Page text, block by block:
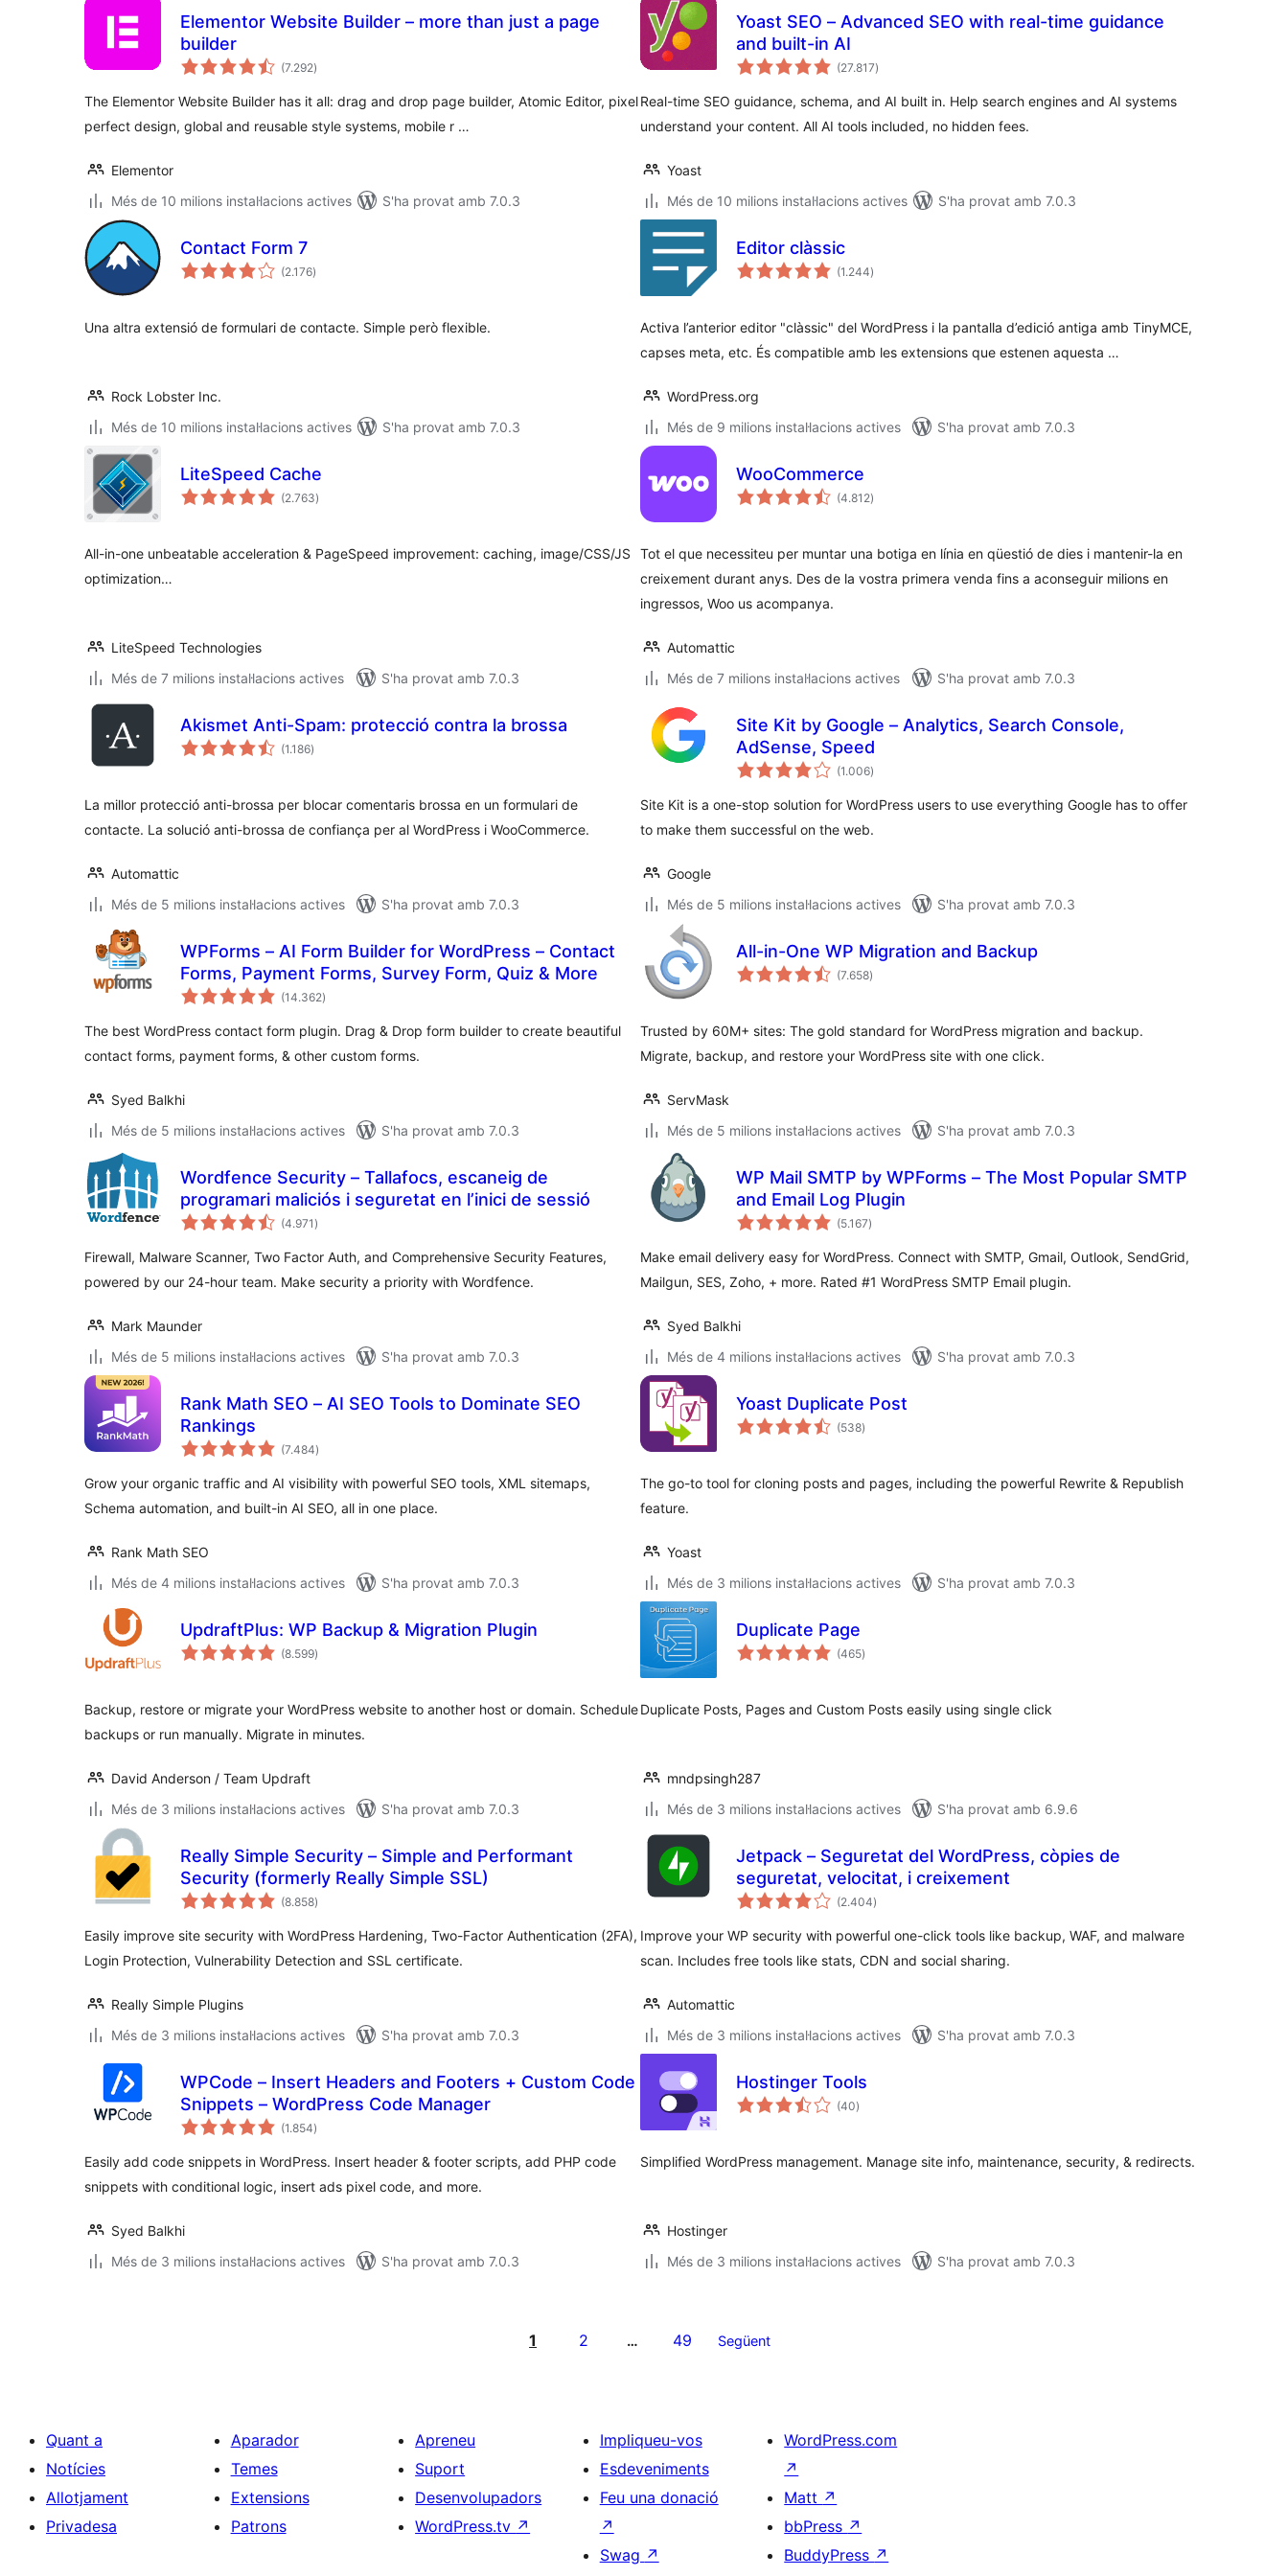
Elementor Website Builder – more than just a page
builder
(7.292puntuacions
totals
)
The Elementor Website Builder has it all: drag and drop page builder, Atomic Editor, pixel
perfect design, global and reusable style systems, mobile r …
Elementor
Més de 10 milions instal·lacions actives
S'ha provat amb 7.0.3
Yoast SEO – Advanced SEO with real-time guidance
and built-in AI
(27.817puntuacions
totals
)
Real-time SEO guidance, schema, and AI built in. Help search engines and AI systems
understand your content. All AI tools included, no hidden fees.
Yoast
Més de 10 milions instal·lacions actives
S'ha provat amb 7.0.3
Contact Form 7
(2.176puntuacions
totals
)
Una altra extensió de formulari de contacte. Simple però flexible.
Rock Lobster Inc.
Més de 10 milions instal·lacions actives
S'ha provat amb 7.0.3
Editor clàssic
(1.244puntuacions
totals
)
Activa l’anterior editor "clàssic" del WordPress i la pantalla d’edició antiga amb TinyMCE,
capses meta, etc. És compatible amb les extensions que estenen aquesta …
WordPress.org
Més de 9 milions instal·lacions actives
S'ha provat amb 7.0.3
LiteSpeed Cache
(2.763puntuacions
totals
)
All-in-one unbeatable acceleration & PageSpeed improvement: caching, image/CSS/JS
optimization…
LiteSpeed Technologies
Més de 7 milions instal·lacions actives
S'ha provat amb 7.0.3
WooCommerce
(4.812puntuacions
totals
)
Tot el que necessiteu per muntar una botiga en línia en qüestió de dies i mantenir-la en
creixement durant anys. Des de la vostra primera venda fins a aconseguir milions en
ingressos, Woo us acompanya.
Automattic
Més de 7 milions instal·lacions actives
S'ha provat amb 7.0.3
Akismet Anti-Spam: protecció contra la brossa
(1.186puntuacions
totals
)
La millor protecció anti-brossa per blocar comentaris brossa en un formulari de
contacte. La solució anti-brossa de confiança per al WordPress i WooCommerce.
Automattic
Més de 5 milions instal·lacions actives
S'ha provat amb 7.0.3
Site Kit by Google – Analytics, Search Console,
AdSense, Speed
(1.006puntuacions
totals
)
Site Kit is a one-stop solution for WordPress users to use everything Google has to offer
to make them successful on the web.
Google
Més de 5 milions instal·lacions actives
S'ha provat amb 7.0.3
WPForms – AI Form Builder for WordPress – Contact
Forms, Payment Forms, Survey Form, Quiz & More
(14.362puntuacions
totals
)
The best WordPress contact form plugin. Drag & Drop form builder to create beautiful
contact forms, payment forms, & other custom forms.
Syed Balkhi
Més de 5 milions instal·lacions actives
S'ha provat amb 7.0.3
All-in-One WP Migration and Backup
(7.658puntuacions
totals
)
Trusted by 60M+ sites: The gold standard for WordPress migration and backup.
Migrate, backup, and restore your WordPress site with one click.
ServMask
Més de 5 milions instal·lacions actives
S'ha provat amb 7.0.3
Wordfence Security – Tallafocs, escaneig de
programari maliciós i seguretat en l’inici de sessió
(4.971 puntuacions
totals
)
Firewall, Malware Scanner, Two Factor Auth, and Comprehensive Security Features,
powered by our 24-hour team. Make security a priority with Wordfence.
Mark Maunder
Més de 5 milions instal·lacions actives
S'ha provat amb 7.0.3
WP Mail SMTP by WPForms – The Most Popular SMTP
and Email Log Plugin
(5.167puntuacions
totals
)
Make email delivery easy for WordPress. Connect with SMTP, Gmail, Outlook, SendGrid,
Mailgun, SES, Zoho, + more. Rated #1 WordPress SMTP Email plugin.
Syed Balkhi
Més de 4 milions instal·lacions actives
S'ha provat amb 7.0.3
Rank Math SEO – AI SEO Tools to Dominate SEO
Rankings
(7.484puntuacions
totals
)
Grow your organic traffic and AI visibility with powerful SEO tools, XML sitemaps,
Schema automation, and built-in AI SEO, all in one place.
Rank Math SEO
Més de 4 milions instal·lacions actives
S'ha provat amb 7.0.3
Yoast Duplicate Post
(538puntuacions
totals
)
The go-to tool for cloning posts and pages, including the powerful Rewrite & Republish
feature.
Yoast
Més de 3 milions instal·lacions actives
S'ha provat amb 7.0.3
UpdraftPlus: WP Backup & Migration Plugin
(8.599puntuacions
totals
)
Backup, restore or migrate your WordPress website to another host or domain. Schedule
backups or run manually. Migrate in minutes.
David Anderson / Team Updraft
Més de 3 milions instal·lacions actives
S'ha provat amb 7.0.3
Duplicate Page
(465puntuacions
totals
)
Duplicate Posts, Pages and Custom Posts easily using single click
mndpsingh287
Més de 3 milions instal·lacions actives
S'ha provat amb 6.9.6
Really Simple Security – Simple and Performant
Security (formerly Really Simple SSL)
(8.858puntuacions
totals
)
Easily improve site security with WordPress Hardening, Two-Factor Authentication (2FA),
Login Protection, Vulnerability Detection and SSL certificate.
Really Simple Plugins
Més de 3 milions instal·lacions actives
S'ha provat amb 7.0.3
Jetpack – Seguretat del WordPress, còpies de
seguretat, velocitat, i creixement
(2.404puntuacions
totals
)
Improve your WP security with powerful one-click tools like backup, WAF, and malware
scan. Includes free tools like stats, CDN and social sharing.
Automattic
Més de 3 milions instal·lacions actives
S'ha provat amb 7.0.3
WPCode – Insert Headers and Footers + Custom Code
Snippets – WordPress Code Manager
(1.854puntuacions
totals
)
Easily add code snippets in WordPress. Insert header & footer scripts, add PHP code
snippets with conditional logic, insert ads pixel code, and more.
Syed Balkhi
Més de 3 milions instal·lacions actives
S'ha provat amb 7.0.3
Hostinger Tools
(40puntuacions
totals
)
Simplified WordPress management. Manage site info, maintenance, security, & redirects.
Hostinger
Més de 3 milions instal·lacions actives
S'ha provat amb 7.0.3
1 2 … 49 Següent
Quant a
Notícies
Allotjament
Privadesa
Aparador
Temes
Extensions
Patrons
Apreneu
Suport
Desenvolupadors
WordPress.tv ↗
Impliqueu-vos
Esdeveniments
Feu una donació
↗
Swag ↗
WordPress.com
↗
Matt ↗
bbPress ↗
BuddyPress ↗